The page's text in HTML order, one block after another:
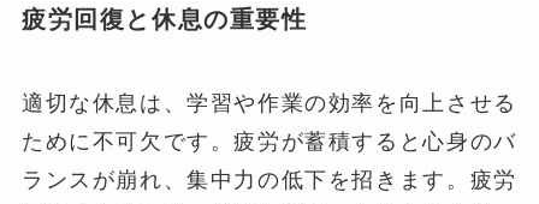
疲労回復と休息の重要性
適切な休息は、学習や作業の効率を向上させる
ために不可欠です。疲労が蓄積すると心身のバ
ランスが崩れ、集中力の低下を招きます。疲労